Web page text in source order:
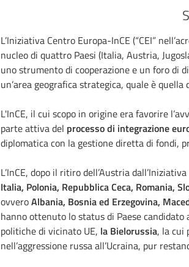
L’Iniziativa Centro Europa-InCE (“CEI”
nucleo di quattro Paesi (Italia, Austria,
uno strumento di cooperazione e un foro di
un’area geografica strategica, quale è
L'InCE, il cui scopo in origine era favorire
parte attiva del processo di integrazione
diplomatica con la gestione diretta di fondi,
L’InCE, dopo il ritiro dell’Austria
Italia, Polonia, Repubblica Ceca, Romania,
ovveroAlbania, Bosnia ed Erzegovina,
hanno ottenuto lo status di Paese candidato
politiche di vicinato UE, la Bielorussia, la cui
nell’aggressione russa all’Ucraina, pur